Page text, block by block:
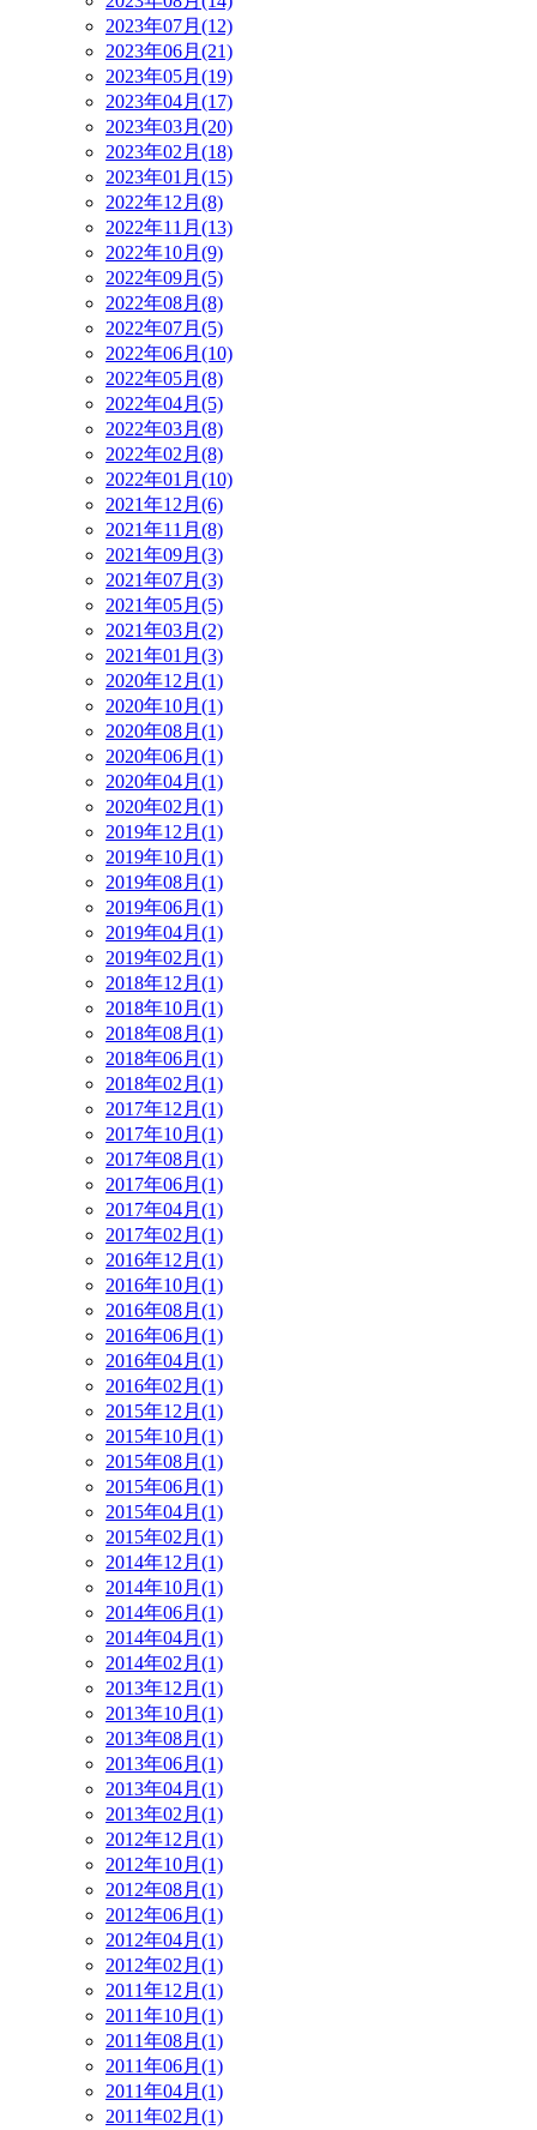
2023年07月(12)
2023年06月(21)
2023年05月(19)
2023年04月(17)
2023年03月(20)
2023年02月(18)
2023年01月(15)
2022年12月(8)
2022年11月(13)
2022年10月(9)
2022年09月(5)
2022年08月(8)
2022年07月(5)
2022年06月(10)
2022年05月(8)
2022年04月(5)
2022年03月(8)
2022年02月(8)
2022年01月(10)
2021年12月(6)
2021年11月(8)
2021年09月(3)
2021年07月(3)
2021年05月(5)
2021年03月(2)
2021年01月(3)
2020年12月(1)
2020年10月(1)
2020年08月(1)
2020年06月(1)
2020年04月(1)
2020年02月(1)
2019年12月(1)
2019年10月(1)
2019年08月(1)
2019年06月(1)
2019年04月(1)
2019年02月(1)
2018年12月(1)
2018年10月(1)
2018年08月(1)
2018年06月(1)
2018年02月(1)
2017年12月(1)
2017年10月(1)
2017年08月(1)
2017年06月(1)
2017年04月(1)
2017年02月(1)
2016年12月(1)
2016年10月(1)
2016年08月(1)
2016年06月(1)
2016年04月(1)
2016年02月(1)
2015年12月(1)
2015年10月(1)
2015年08月(1)
2015年06月(1)
2015年04月(1)
2015年02月(1)
2014年12月(1)
2014年10月(1)
2014年06月(1)
2014年04月(1)
2014年02月(1)
2013年12月(1)
2013年10月(1)
2013年08月(1)
2013年06月(1)
2013年04月(1)
2013年02月(1)
2012年12月(1)
2012年10月(1)
2012年08月(1)
2012年06月(1)
2012年04月(1)
2012年02月(1)
2011年12月(1)
2011年10月(1)
2011年08月(1)
2011年06月(1)
2011年04月(1)
2011年02月(1)